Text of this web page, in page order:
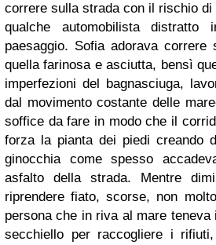
correre sulla strada con il rischio
qualche automobilista
paesaggio. Sofia adorava correre
quella farinosa e asciutta, bensì
imperfezioni del bagnasciuga,
dal movimento costante delle
soffice da fare in modo che il
forza la pianta dei piedi creando
ginocchia come spesso
asfalto della strada. Mentre
riprendere fiato, scorse, non
persona che in riva al mare teneva
secchiello per raccogliere i